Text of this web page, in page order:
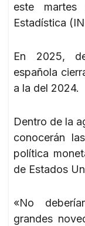
este
Estadística
En 2025,
española
a la del 2024.
Dentro de la
conocerán
política
de Estados
«No
grandes